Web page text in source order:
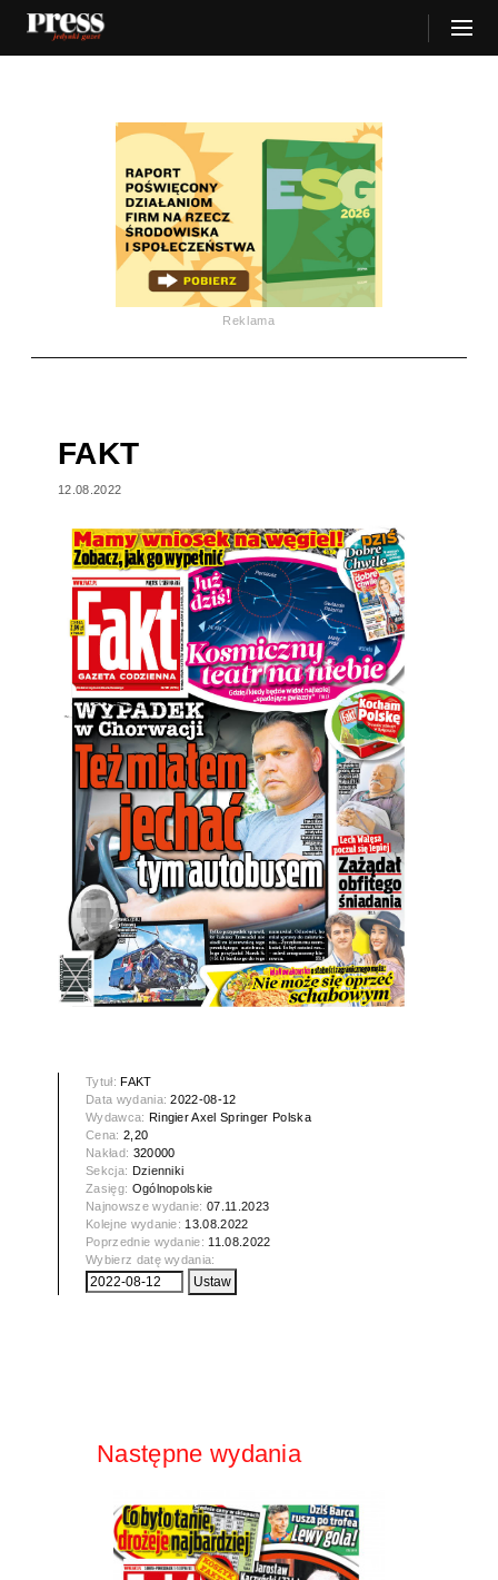
Reklama
FAKT
12.08.2022
Tytuł:FAKT
Data wydania:2022-08-12
Wydawca: Ringier Axel Springer Polska
Cena: 2,20
Nakład: 320000
Sekcja: Dzienniki
Zasięg: Ogólnopolskie
Najnowsze wydanie:07.11.2023
Kolejne wydanie: 13.08.2022
Poprzednie wydanie: 11.08.2022
Wybierz datę wydania:
Następne wydania